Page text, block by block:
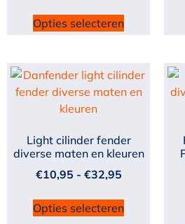
Opties selecteren
Light cilinder fender
diverse maten en kleuren
€10,95 - €32,95
Opties selecteren